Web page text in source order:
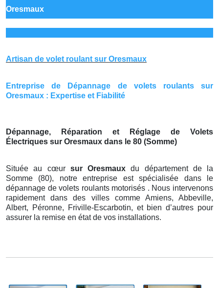
Oresmaux
Artisan de volet roulant sur Oresmaux
Entreprise de Dépannage de volets roulants sur
Oresmaux : Expertise et Fiabilité
Dépannage, Réparation et Réglage de Volets
Électriques sur Oresmaux dans le 80 (Somme)
Située au cœur sur Oresmauxdu département de la
Somme (80), notre entreprise est spécialisée dans le
dépannage de volets roulants motorisés . Nous intervenons
rapidement dans des villes comme Amiens, Abbeville,
Albert, Péronne, Friville-Escarbotin, et bien d’autres pour
assurer la remise en état de vos installations.